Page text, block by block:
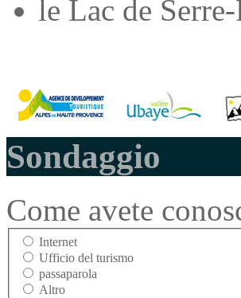
le Lac de
Sondaggio
Come avete
Internet
Ufficio del turismo
passaparola
Altro